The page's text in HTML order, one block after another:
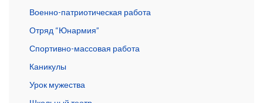
Военно-патриотическая работа
Отряд “Юнармия”
Спортивно-массовая работа
Каникулы
Урок мужества